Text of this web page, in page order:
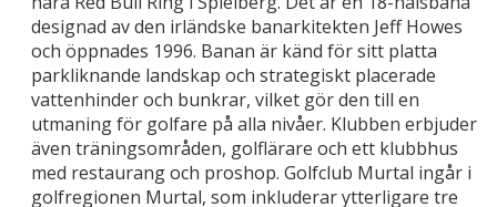
designad av den irländske banarkitekten Jeff Howes
och öppnades 1996. Banan är känd för sitt platta
parkliknande landskap och strategiskt placerade
vattenhinder och bunkrar, vilket gör den till en
utmaning för golfare på alla nivåer. Klubben erbjuder
även träningsområden, golflärare och ett klubbhus
med restaurang och proshop. Golfclub Murtal ingår i
golfregionen Murtal, som inkluderar ytterligare tre